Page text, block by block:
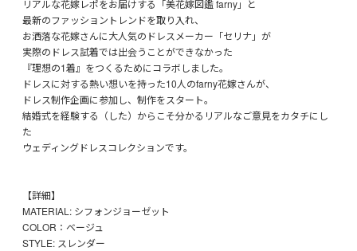
リアルな花嫁レポをお届けする「美花嫁図鑑 farny」と
最新のファッショントレンドを取り入れ、
お洒落な花嫁さんに大人気のドレスメーカー「セリナ」が
実際のドレス試着では出会うことができなかった
『理想の1着』をつくるためにコラボしました。
ドレスに対する熱い想いを持った10人のfarny花嫁さんが、
ドレス制作企画に参加し、制作をスタート。
結婚式を経験する（した）からこそ分かるリアルなご意見をカタチにし
た
ウェディングドレスコレクションです。
【詳細】
MATERIAL: シフォンジョーゼット
COLOR：ベージュ
STYLE: スレンダー